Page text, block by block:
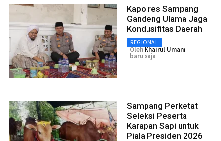
Kapolres Sampang
Gandeng Ulama Jaga
Kondusifitas Daerah
REGIONAL
Oleh Khairul Umam
baru saja
Sampang Perketat
Seleksi Peserta
Karapan Sapi untuk
Piala Presiden 2026